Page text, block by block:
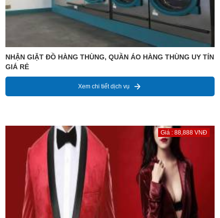
NHẬN GIẶT ĐỒ HÀNG THÙNG, QUẦN ÁO HÀNG THÙNG UY TÍN
GIÁ RẺ
Xem chi tiết dịch vụ
Giá : 88,888 VNĐ